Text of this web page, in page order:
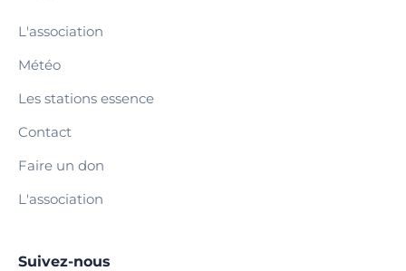
L'association
Météo
Les stations essence
Contact
Faire un don
L'association
Suivez-nous